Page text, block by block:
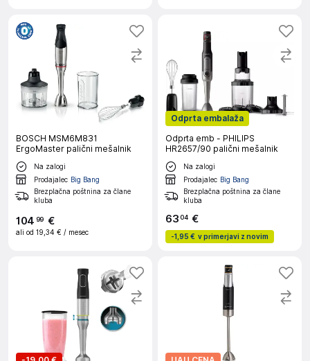
BOSCH MSM6M831
ErgoMaster palični mešalnik
Na zalogi
Prodajalec Big Bang
Brezplačna poštnina za člane
kluba
104 99 €
ali od 19,34 € / mesec
Odprta embalaža
Odprta emb - PHILIPS
HR2657/90 palični mešalnik
Na zalogi
Prodajalec Big Bang
Brezplačna poštnina za člane
kluba
6304 €
-1,95 € v primerjavi z novim